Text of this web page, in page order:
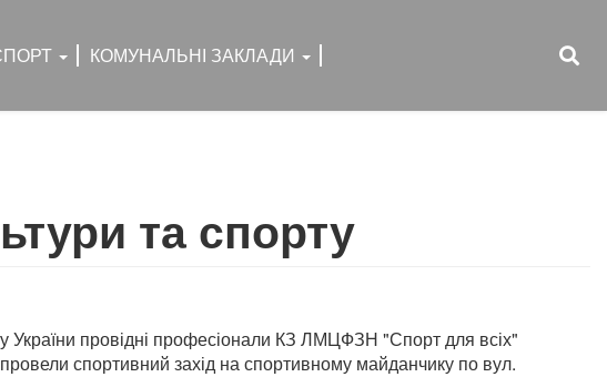
КОМУНАЛЬНІ ЗАКЛАДИ
та спорту
України провідні професіонали КЗ ЛМЦФЗН "Спорт для всіх"
спортивний захід на спортивному майданчику по вул.